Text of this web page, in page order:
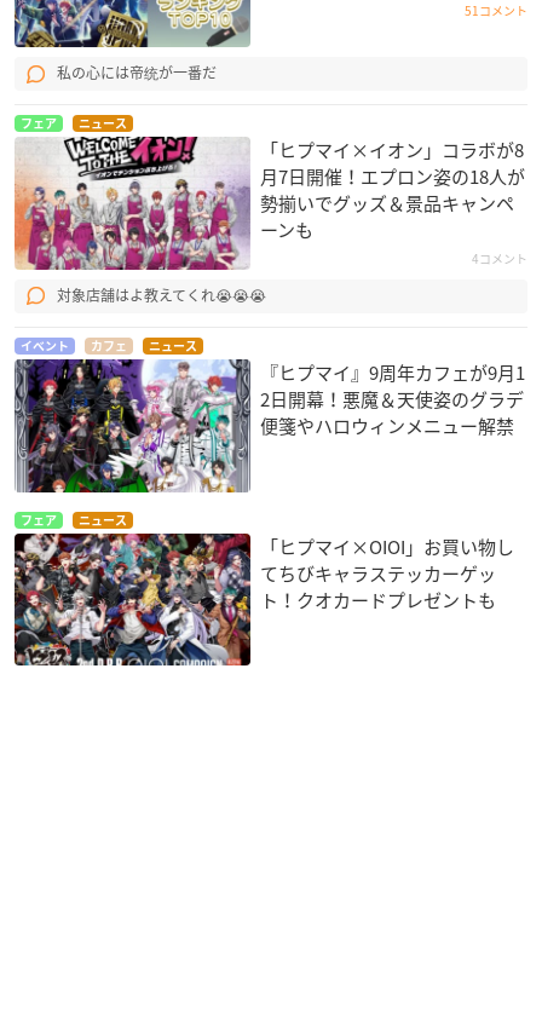
51コメント
私の心には帝统が一番だ
フェア ニュース
「ヒプマイ×イオン」コラボが8
月7日開催！エプロン姿の18人が
勢揃いでグッズ＆景品キャンペ
ーンも
4コメント
対象店舗はよ教えてくれ😭😭😭
イベント カフェ ニュース
『ヒプマイ』9周年カフェが9月1
2日開幕！悪魔＆天使姿のグラデ
便箋やハロウィンメニュー解禁
フェア ニュース
「ヒプマイ×OIOI」お買い物し
てちびキャラステッカーゲッ
ト！クオカードプレゼントも